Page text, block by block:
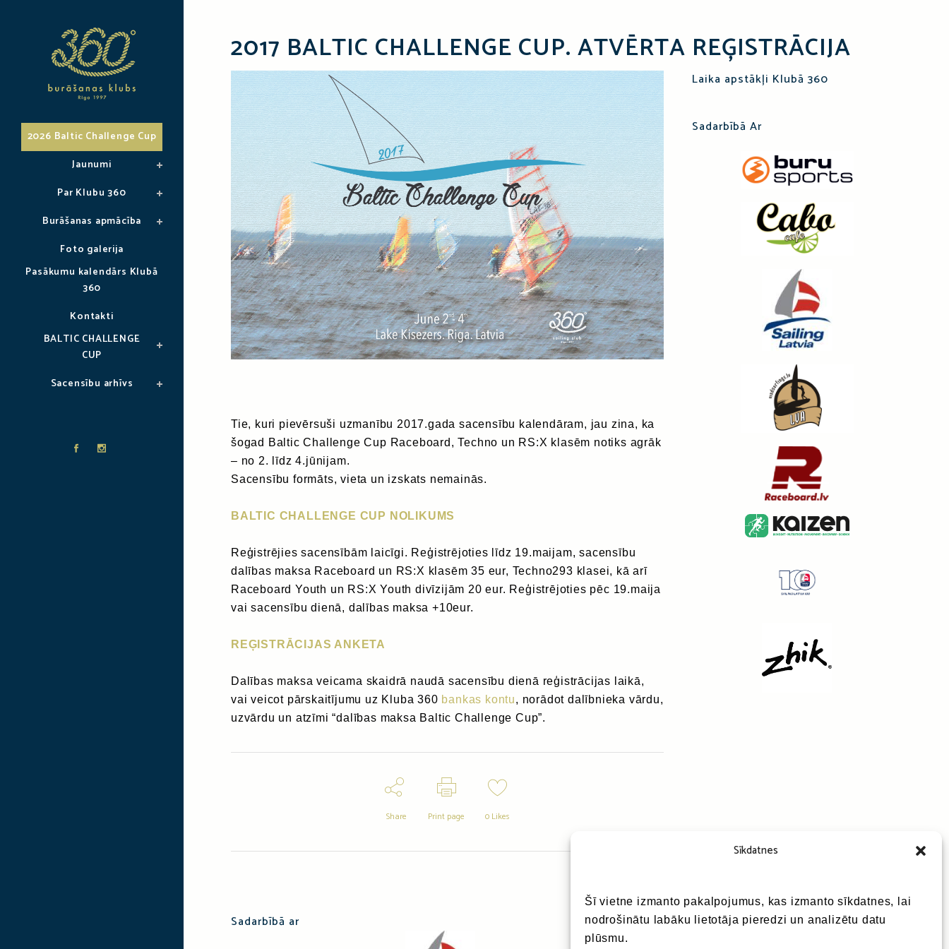
Sīkdatnes
Šī vietne izmanto pakalpojumus, kas izmanto sīkdatnes, lai
nodrošinātu labāku lietotāja pieredzi un analizētu datu
plūsmu.
2026 Baltic Challenge Cup
Jaunumi
Par Klubu 360
Burāšanas apmācība
Foto galerija
Pasākumu kalendārs Klubā
360
Kontakti
BALTIC CHALLENGE
CUP
Sacensību arhīvs
2017 BALTIC CHALLENGE CUP. ATVĒRTA REĢISTRĀCIJA
Tie, kuri pievērsuši uzmanību 2017.gada sacensību kalendāram, jau zina, ka
šogad Baltic Challenge Cup Raceboard, Techno un RS:X klasēm notiks agrāk
– no 2. līdz 4.jūnijam.
Sacensību formāts, vieta un izskats nemainās.
BALTIC CHALLENGE CUP NOLIKUMS
Reģistrējies sacensībām laicīgi. Reģistrējoties līdz 19.maijam, sacensību
dalības maksa Raceboard un RS:X klasēm 35 eur, Techno293 klasei, kā arī
Raceboard Youth un RS:X Youth divīzijām 20 eur. Reģistrējoties pēc 19.maija
vai sacensību dienā, dalības maksa +10eur.
REĢISTRĀCIJAS ANKETA
Dalības maksa veicama skaidrā naudā sacensību dienā reģistrācijas laikā,
vai veicot pārskaitījumu uz Kluba 360 bankas kontu, norādot dalībnieka vārdu,
uzvārdu un atzīmi “dalības maksa Baltic Challenge Cup”.
Share Print page 0 Likes
Laika apstākļi Klubā 360
Sadarbībā Ar
Sadarbībā ar